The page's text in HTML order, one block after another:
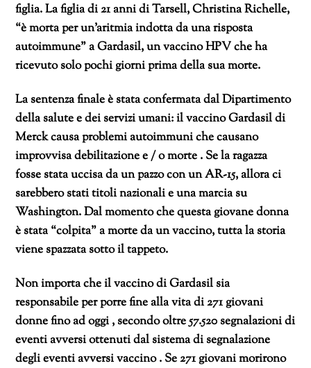
figlia. La figlia di 21 anni di Tarsell, Christina Richelle,
“è morta per un’aritmia indotta da una risposta
autoimmune” a Gardasil, un vaccino HPV che ha
ricevuto solo pochi giorni prima della sua morte.
La sentenza finale è stata confermata dal Dipartimento
della salute e dei servizi umani: il vaccino Gardasil di
Merck causa problemi autoimmuni che causano
improvvisa debilitazione e / o morte . Se la ragazza
fosse stata uccisa da un pazzo con un AR-15, allora ci
sarebbero stati titoli nazionali e una marcia su
Washington. Dal momento che questa giovane donna
è stata “colpita” a morte da un vaccino, tutta la storia
viene spazzata sotto il tappeto.
Non importa che il vaccino di Gardasil sia
responsabile per porre fine alla vita di 271 giovani
donne fino ad oggi , secondo oltre 57.520 segnalazioni di
eventi avversi ottenuti dal sistema di segnalazione
degli eventi avversi vaccino . Se 271 giovani morirono